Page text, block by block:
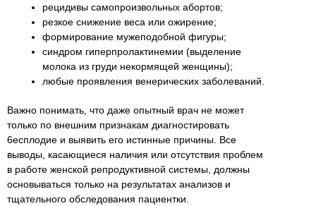
рецидивы самопроизвольных абортов;
резкое снижение веса или ожирение;
формирование мужеподобной фигуры;
синдром гиперпролактинемии (выделение
молока из груди некормящей женщины);
любые проявления венерических заболеваний.
Важно понимать, что даже опытный врач не может
только по внешним признакам диагностировать
6есплодие и выявить его истинные причины. Все
выводы, касающиеся наличия или отсутствия проблем
в работе женской репродуктивной системы, должны
основываться только на результатах анализов и
тщательного обследования пациентки.